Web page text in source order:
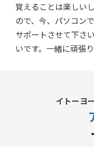
覚えることは楽しい
ので、今、パソコン
サポートさせて下さ
いです。一緒に頑張
イトーヨ